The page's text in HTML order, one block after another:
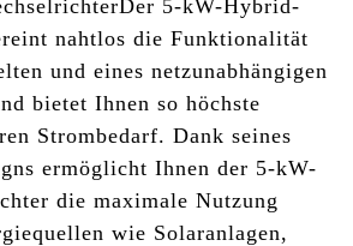
Der 5-kW-Hybrid-
nahtlos die Funktionalität
und eines netzunabhängigen
bietet Ihnen so höchste
Strombedarf. Dank seines
ermöglicht Ihnen der 5-kW-
die maximale Nutzung
wie Solaranlagen,